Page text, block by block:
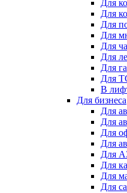
Для
Для
Для
Для
Для
Для
Для
Для
В
Для бизнеса
Для
Для
Для
Для
Для
Для
Для
Для